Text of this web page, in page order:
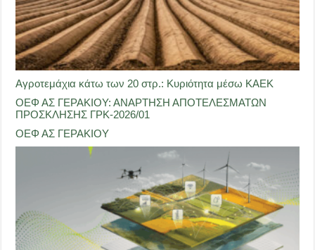
Αγροτεμάχια κάτω των 20 στρ.: Κυριότητα μέσω ΚΑΕΚ
ΟΕΦ ΑΣ ΓΕΡΑΚΙΟΥ: ΑΝΑΡΤΗΣΗ ΑΠΟΤΕΛΕΣΜΑΤΩΝ
ΠΡΟΣΚΛΗΣΗΣ ΓΡΚ-2026/01
ΟΕΦ ΑΣ ΓΕΡΑΚΙΟΥ